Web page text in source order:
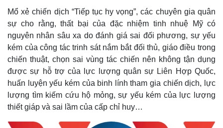
Mổ xẻ chiến dịch “Tiếp tục hy vọng”, các chuyên gia quân
sự cho rằng, thất bại của đặc nhiệm tinh nhuệ Mỹ có
nguyên nhân sâu xa do đánh giá sai đối phương, sự yếu
kém của công tác trinh sát nắm bắt đối thủ, giáo điều trong
chiến thuật, chọn sai vùng tác chiến nên không tận dụng
được sự hỗ trợ của lực lượng quân sự Liên Hợp Quốc,
huấn luyện yếu kém của binh lính tham gia chiến dịch, lực
lượng tìm kiếm cứu hộ mỏng, sự yếu kém của lực lượng
thiết giáp và sai lầm của cấp chỉ huy…